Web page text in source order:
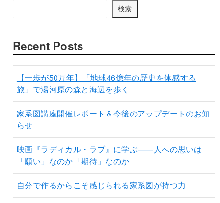
検索
Recent Posts
【一歩が50万年】「地球46億年の歴史を体感する
旅」で湯河原の森と海辺を歩く
家系図講座開催レポート＆今後のアップデートのお知
らせ
映画『ラディカル・ラブ』に学ぶ——人への思いは
「願い」なのか「期待」なのか
自分で作るからこそ感じられる家系図が持つ力